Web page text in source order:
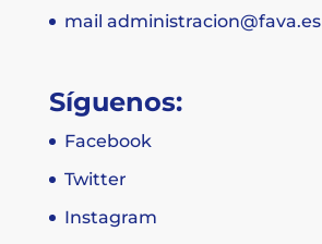
mail administracion@fava.es
Síguenos:
Facebook
Twitter
Instagram